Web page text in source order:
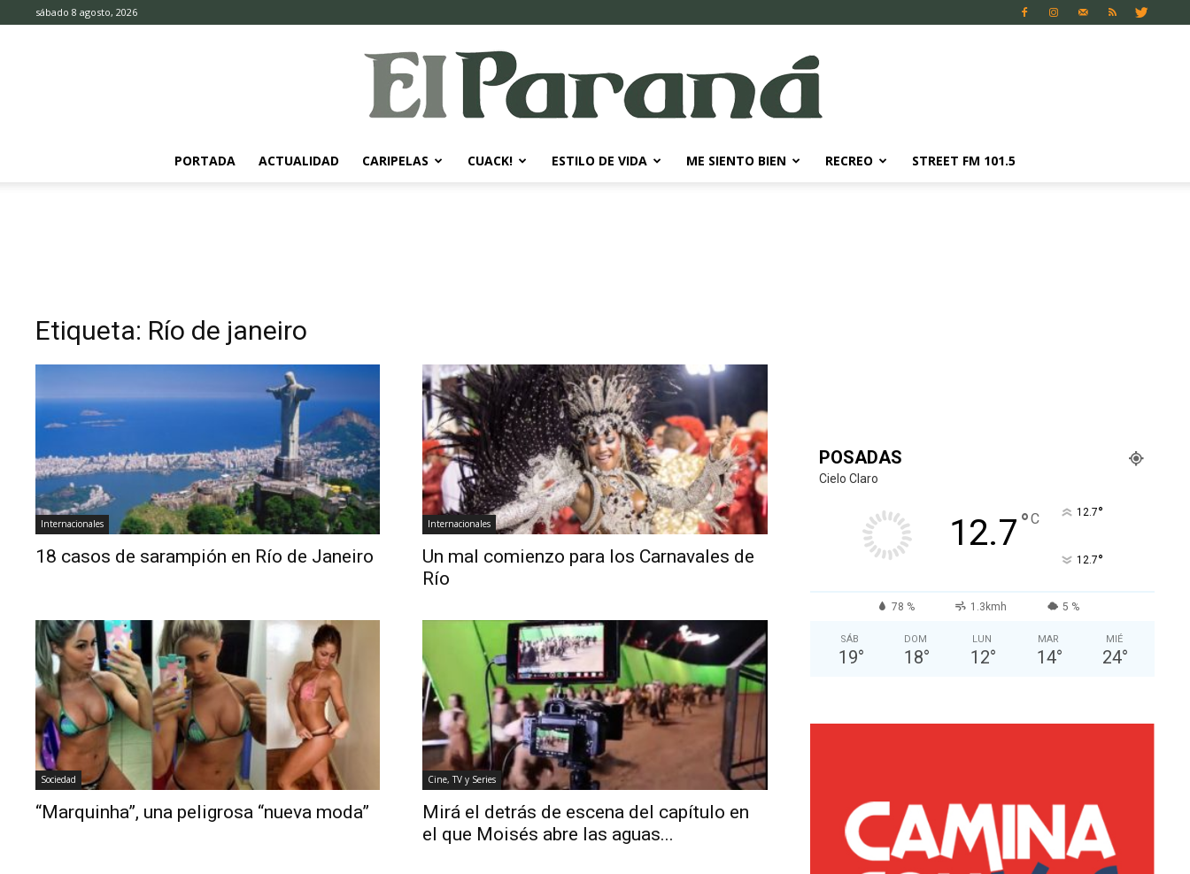
sábado 8 agosto, 2026
Diario
PORTADA ACTUALIDAD CARIPELAS CUACK! ESTILO DE VIDA ME SIENTO BIEN RECREO STREET FM 101.5
Etiqueta: Río de janeiro
Internacionales
18 casos de sarampión en Río de Janeiro
Internacionales
Un mal comienzo para los Carnavales de
Río
Sociedad
“Marquinha”, una peligrosa “nueva moda”
Cine, TV y Series
Mirá el detrás de escena del capítulo en
el que Moisés abre las aguas...
POSADAS
Cielo Claro
12.7°C 12.7°
12.7°
78 % 1.3kmh 5 %
SÁB
19°
DOM
18°
LUN
12°
MAR
14°
MIÉ
24°